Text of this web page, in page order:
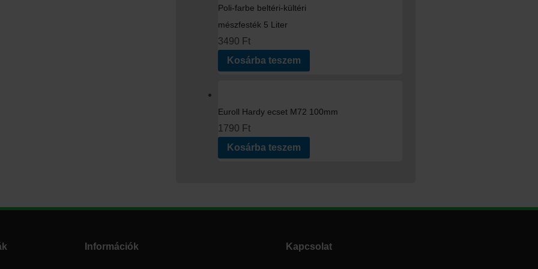
Poli-farbe beltéri-kültéri
mészfesték 5 Liter
3490 Ft
Kosárba teszem
Euroll Hardy ecset M72 100mm
1790 Ft
Kosárba teszem
Információk Kapcsolat